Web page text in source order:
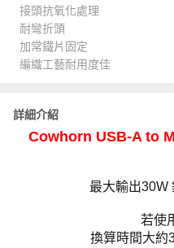
接頭抗氧化處理
耐彎折頭
加常鐵片固定
編織工藝耐用度佳
詳細介紹
Cowhorn USB-A to
最大輸出30W
若使
換算時間大約